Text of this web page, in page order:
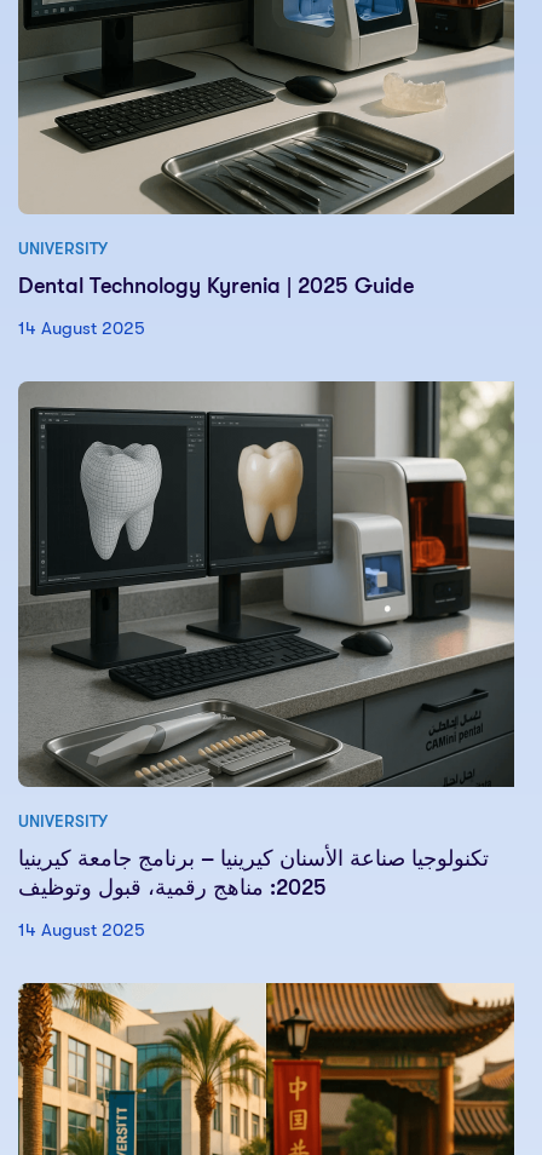
UNIVERSITY
Dental Technology Kyrenia | 2025 Guide
14 August 2025
UNIVERSITY
تكنولوجيا صناعة الأسنان كيرينيا – برنامج جامعة كيرينيا
2025: مناهج رقمية، قبول وتوظيف
14 August 2025